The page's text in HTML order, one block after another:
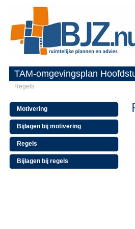
TAM-omgevingsplan
Regels
Motivering
Bijlagen bij motivering
Regels
Bijlagen bij regels